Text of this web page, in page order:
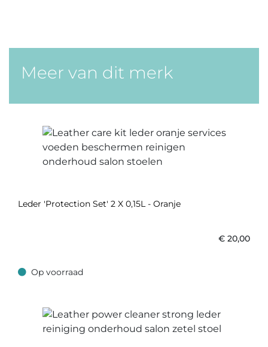
Meer van dit merk
Leder 'Protection Set' 2 X 0,15L - Oranje
€ 20,00
Op voorraad
Op voorraad